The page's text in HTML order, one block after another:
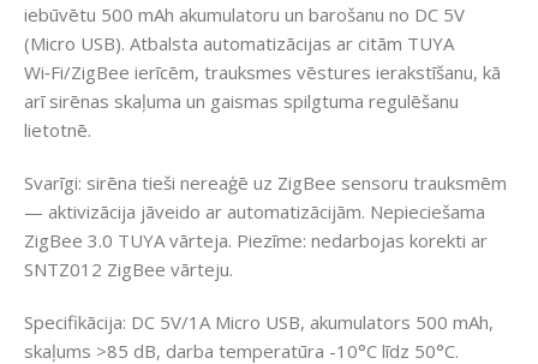
iebūvētu 500 mAh akumulatoru un barošanu no DC 5V
(Micro USB). Atbalsta automatizācijas ar citām TUYA
Wi‑Fi/ZigBee ierīcēm, trauksmes vēstures ierakstīšanu, kā
arī sirēnas skaļuma un gaismas spilgtuma regulēšanu
lietotnē.
Svarīgi: sirēna tieši nereaģē uz ZigBee sensoru trauksmēm
— aktivizācija jāveido ar automatizācijām. Nepieciešama
ZigBee 3.0 TUYA vārteja. Piezīme: nedarbojas korekti ar
SNTZ012 ZigBee vārteju.
Specifikācija: DC 5V/1A Micro USB, akumulators 500 mAh,
skaļums >85 dB, darba temperatūra -10°C līdz 50°C.